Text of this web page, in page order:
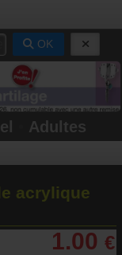
OK
Adultes
acrylique
1.00 €